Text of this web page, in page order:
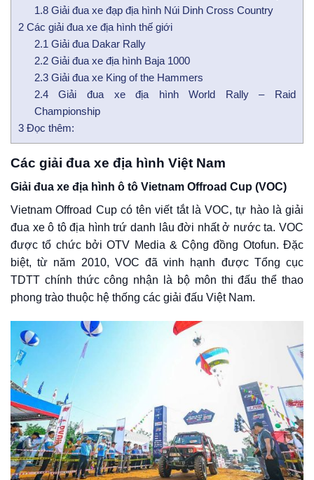
1.8Giải đua xe đạp địa hình Núi Dinh Cross Country
2 Các giải đua xe địa hình thế giới
2.1 Giải đua Dakar Rally
2.2Giải đua xe địa hình Baja 1000
2.3Giải đua xe King of the Hammers
2.4Giải đua xe địa hình World Rally – Raid
Championship
3 Đọc thêm:
Các giải đua xe địa hình Việt Nam
Giải đua xe địa hình ô tô Vietnam Offroad Cup (VOC)
Vietnam Offroad Cup có tên viết tắt là VOC, tự hào là giải
đua xe ô tô địa hình trứ danh lâu đời nhất ở nước ta. VOC
được tổ chức bởi OTV Media & Cộng đồng Otofun. Đặc
biệt, từ năm 2010, VOC đã vinh hạnh được Tổng cục
TDTT chính thức công nhận là bộ môn thi đấu thể thao
phong trào thuộc hệ thống các giải đấu Việt Nam.